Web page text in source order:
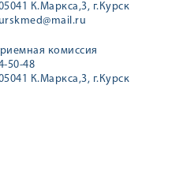
К.Маркса,3, г.Курск
комиссия
50-48
К.Маркса,3, г.Курск